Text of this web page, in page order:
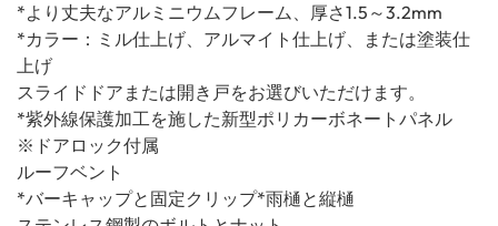
*より丈夫なアルミニウムフレーム、厚さ1.5～3.2mm
*カラー：ミル仕上げ、アルマイト仕上げ、または塗装仕
上げ
スライドドアまたは開き戸をお選びいただけます。
*紫外線保護加工を施した新型ポリカーボネートパネル
※ドアロック付属
ルーフベント
*バーキャップと固定クリップ*雨樋と縦樋